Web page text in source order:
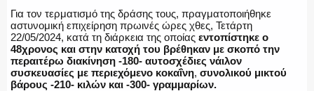
Για τον τερματισμό της δράσης τους, πραγματοποιήθηκε
αστυνομική επιχείρηση πρωινές ώρες χθες, Τετάρτη
22/05/2024, κατά τη διάρκεια της οποίας εντοπίστηκε ο
48χρονος και στην κατοχή του βρέθηκαν με σκοπό την
περαιτέρω διακίνηση -180- αυτοσχέδιες νάιλον
συσκευασίες με περιεχόμενο κοκαΐνη, συνολικού μικτού
βάρους -210- κιλών και -300- γραμμαρίων.